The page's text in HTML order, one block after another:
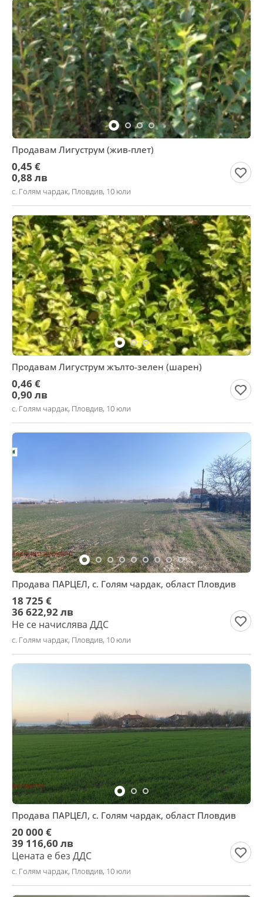
Продавам Лигуструм (жив-плет)
0,45 €
0,88 лв
с. Голям чардак, Пловдив, 10 юли
Продавам Лигуструм жълто-зелен (шарен)
0,46 €
0,90 лв
с. Голям чардак, Пловдив, 10 юли
Продава ПАРЦЕЛ, с. Голям чардак, област Пловдив
18 725 €
36 622,92 лв
Не се начислява ДДС
с. Голям чардак, Пловдив, 10 юли
Продава ПАРЦЕЛ, с. Голям чардак, област Пловдив
20 000 €
39 116,60 лв
Цената е без ДДС
с. Голям чардак, Пловдив, 10 юли